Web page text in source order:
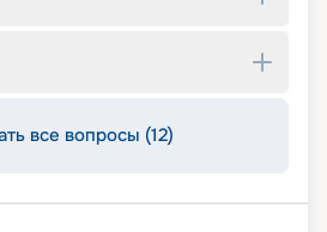
все вопросы (12)